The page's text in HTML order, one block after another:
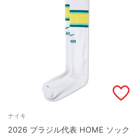
ナイキ
2026 ブラジル代表 HOME ソック